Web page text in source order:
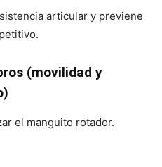
articular y previene
(movilidad y
el manguito rotador.